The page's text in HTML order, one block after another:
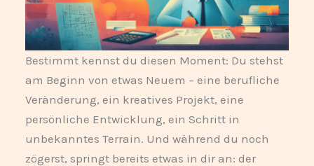
Bestimmt kennst du diesen Moment: Du stehst
am Beginn von etwas Neuem – eine berufliche
Veränderung, ein kreatives Projekt, eine
persönliche Entwicklung, ein Schritt in
unbekanntes Terrain. Und während du noch
zögerst, springt bereits etwas in dir an: der